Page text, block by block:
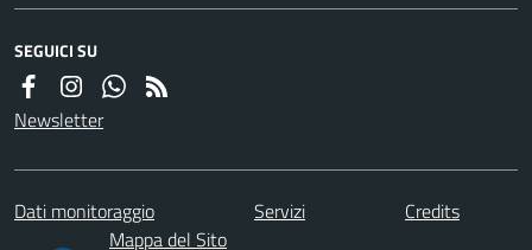
SEGUICI SU
Newsletter
Dati monitoraggio Servizi
Credits
Mappa del Sito